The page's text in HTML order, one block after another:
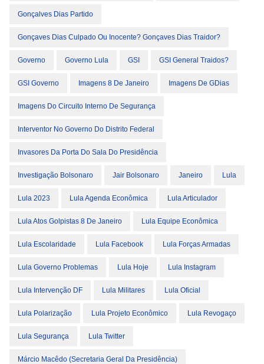
Gonçalves Dias Partido
Gonçaves Dias Culpado Ou Inocente? Gonçaves Dias Traidor?
Governo Governo Lula GSI GSI General Traidos?
GSI Governo Imagens 8 De Janeiro Imagens De GDias
Imagens Do Circuito Interno De Segurança
Interventor No Governo Do Distrito Federal
Invasores Da Porta Do Sala Do Presidência
Investigação Bolsonaro Jair Bolsonaro Janeiro Lula
Lula 2023 Lula Agenda Econômica Lula Articulador
Lula Atos Golpistas 8 De Janeiro Lula Equipe Econômica
Lula Escolaridade Lula Facebook Lula Forças Armadas
Lula Governo Problemas Lula Hoje Lula Instagram
Lula Intervenção DF Lula Militares Lula Oficial
Lula Polarização Lula Projeto Econômico Lula Revogaço
Lula Segurança Lula Twitter
Márcio Macêdo (Secretaria Geral Da Presidência)